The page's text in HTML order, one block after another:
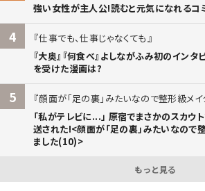
強い女性が主人公!読むと元気になれるコ
4
仕事でも、仕事じゃなくても
『大奥』『何食べ』よしながふみ初のイン
を受けた漫画は?
5
顔面が「足の裏」みたいなので整形級メ
「私がテレビに...」 原宿でまさかのスカウ
送された!<顔面が「足の裏」みたいなので
ました(10)>
もっと見る